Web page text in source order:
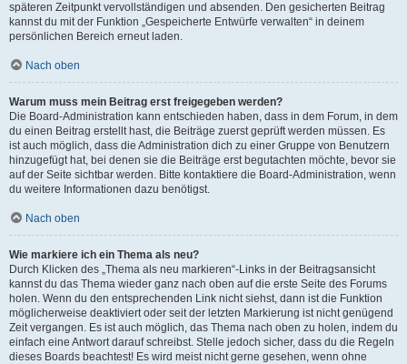
späteren Zeitpunkt vervollständigen und absenden. Den gesicherten Beitrag
kannst du mit der Funktion „Gespeicherte Entwürfe verwalten“ in deinem
persönlichen Bereich erneut laden.
Nach oben
Warum muss mein Beitrag erst freigegeben werden?
Die Board-Administration kann entschieden haben, dass in dem Forum, in dem
du einen Beitrag erstellt hast, die Beiträge zuerst geprüft werden müssen. Es
ist auch möglich, dass die Administration dich zu einer Gruppe von Benutzern
hinzugefügt hat, bei denen sie die Beiträge erst begutachten möchte, bevor sie
auf der Seite sichtbar werden. Bitte kontaktiere die Board-Administration, wenn
du weitere Informationen dazu benötigst.
Nach oben
Wie markiere ich ein Thema als neu?
Durch Klicken des „Thema als neu markieren“-Links in der Beitragsansicht
kannst du das Thema wieder ganz nach oben auf die erste Seite des Forums
holen. Wenn du den entsprechenden Link nicht siehst, dann ist die Funktion
möglicherweise deaktiviert oder seit der letzten Markierung ist nicht genügend
Zeit vergangen. Es ist auch möglich, das Thema nach oben zu holen, indem du
einfach eine Antwort darauf schreibst. Stelle jedoch sicher, dass du die Regeln
dieses Boards beachtest! Es wird meist nicht gerne gesehen, wenn ohne